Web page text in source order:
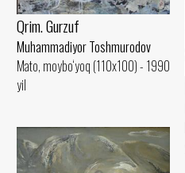
Qrim. Gurzuf
Muhammadiyor Toshmurodov
Mato, moybo‘yoq (110x100) - 1990
yil